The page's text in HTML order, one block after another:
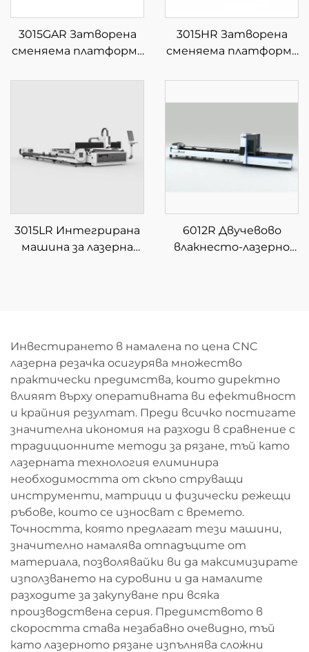
3015GAR Затворена
сменяема платформа
лазерна рязка на
3015HR Затворена
сменяема платформа
лазерна рязка на
листове и тръби
3015LR Интегрирана
машина за лазерна
6012R Двучевово
влакнесто-лазерно
Инвестирането в намалена по цена CNC
лазерна резачка осигурява множество
практически предимства, които директно
влияят върху оперативната ви ефективност
и крайния резултат. Преди всичко постигате
значителна икономия на разходи в сравнение с
традиционните методи за рязане, тъй като
лазерната технология елиминира
необходимостта от скъпо струващи
инструменти, матрици и физически режещи
ръбове, които се износват с времето.
Точността, която предлагат тези машини,
значително намалява отпадъците от
материала, позволявайки ви да максимизирате
използването на суровини и да намалите
разходите за закупуване при всяка
производствена серия. Предимството в
скоростта става незабавно очевидно, тъй
като лазерното рязане изпълнява сложни